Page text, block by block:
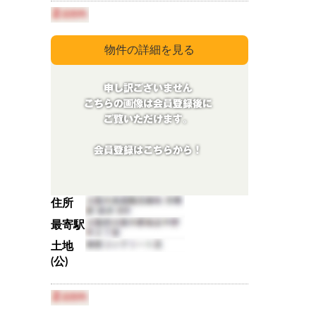
住所
最寄駅
土地
(公)